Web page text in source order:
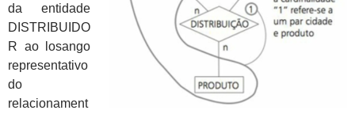
da entidade
DISTRIBUIDO
R ao losango
representativo
do
relacionament